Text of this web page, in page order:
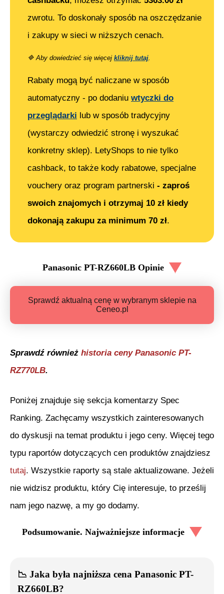
zwrotu. To doskonały sposób na oszczędzanie
i zakupy w sieci w niższych cenach.
🔷 Aby dowiedzieć się więcej kliknij tutaj.
Rabaty mogą być naliczane w sposób
automatyczny - po dodaniu wtyczki do
przeglądarki lub w sposób tradycyjny
(wystarczy odwiedzić stronę i wyszukać
konkretny sklep). LetyShops to nie tylko
cashback, to także kody rabatowe, specjalne
vouchery oraz program partnerski - zaproś
swoich znajomych i otrzymaj 10 zł kiedy
dokonają zakupu za minimum 70 zł.
Panasonic PT-RZ660LB Opinie
Sprawdź aktualną cenę w wybranym sklepie na
Ceneo.pl
Sprawdź również historia ceny Panasonic PT-
RZ770LB.
Poniżej znajduje się sekcja komentarzy Spec
Ranking. Zachęcamy wszystkich zainteresowanych
do dyskusji na temat produktu i jego ceny. Więcej tego
typu raportów dotyczących cen produktów znajdziesz
tutaj. Wszystkie raporty są stale aktualizowane. Jeżeli
nie widzisz produktu, który Cię interesuje, to prześlij
nam jego nazwę, a my go dodamy.
Podsumowanie. Najważniejsze informacje
📉 Jaka była najniższa cena Panasonic PT-
RZ660LB?